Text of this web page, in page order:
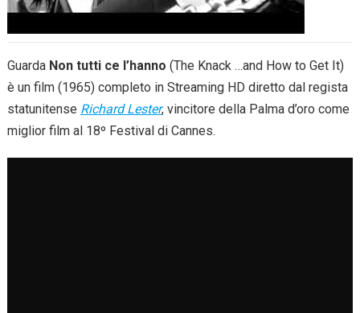
Guarda Non tutti ce l’hanno (The Knack …and How to Get It)
è un film (1965) completo in Streaming HD diretto dal regista
statunitense Richard Lester, vincitore della Palma d’oro come
miglior film al 18º Festival di Cannes.